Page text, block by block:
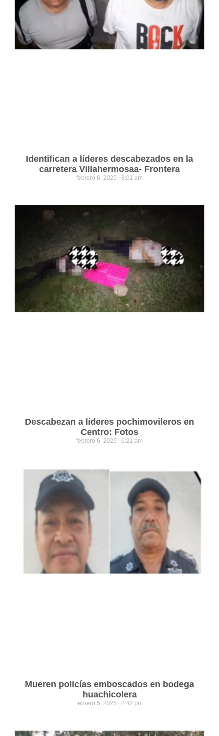
Identifican a líderes descabezados en la
carretera Villahermosaa- Frontera
febrero 6, 2025 8:01 am
Descabezan a líderes pochimovileros en
Centro: Fotos
febrero 6, 2025 6:21 am
Mueren policías emboscados en bodega
huachicolera
febrero 5, 2025 8:42 pm